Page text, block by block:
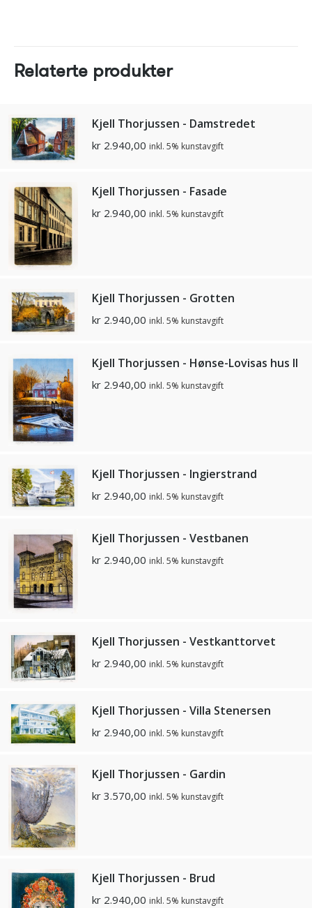
Relaterte produkter
Kjell Thorjussen - Damstredet
kr 2.940,00 inkl. 5% kunstavgift
Kjell Thorjussen - Fasade
kr 2.940,00 inkl. 5% kunstavgift
Kjell Thorjussen - Grotten
kr 2.940,00 inkl. 5% kunstavgift
Kjell Thorjussen - Hønse-Lovisas hus ll
kr 2.940,00 inkl. 5% kunstavgift
Kjell Thorjussen - Ingierstrand
kr 2.940,00 inkl. 5% kunstavgift
Kjell Thorjussen - Vestbanen
kr 2.940,00 inkl. 5% kunstavgift
Kjell Thorjussen - Vestkanttorvet
kr 2.940,00 inkl. 5% kunstavgift
Kjell Thorjussen - Villa Stenersen
kr 2.940,00 inkl. 5% kunstavgift
Kjell Thorjussen - Gardin
kr 3.570,00 inkl. 5% kunstavgift
Kjell Thorjussen - Brud
kr 2.940,00 inkl. 5% kunstavgift